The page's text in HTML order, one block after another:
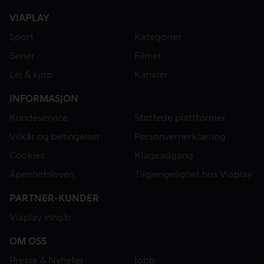
VIAPLAY
Sport
Kategorier
Serier
Filmer
Lei & kjøp
Kanaler
INFORMASJON
Kundeservice
Støttede plattformer
Vilkår og betingelser
Personvernerklæring
Cookies
Klageadgang
Åpenhetsloven
Tilgjengelighet hos Viaplay
PARTNER-KUNDER
Viaplay inngår
OM OSS
Presse & Nyheter
Jobb